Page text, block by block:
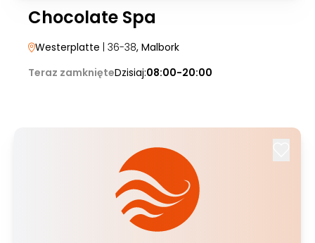
Chocolate Spa
Westerplatte | 36-38, Malbork
Teraz zamknięteDzisiaj:08:00-20:00